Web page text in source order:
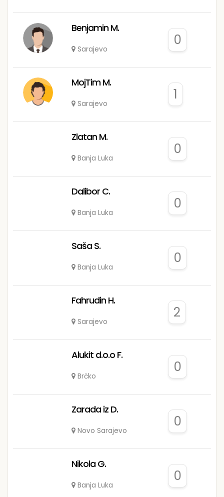
Benjamin M.
Sarajevo
0
MojTim M.
Sarajevo
1
Zlatan M.
Banja Luka
0
Dalibor C.
Banja Luka
0
Saša S.
Banja Luka
0
Fahrudin H.
Sarajevo
2
Alukit d.o.o F.
Brčko
0
Zarada iz D.
Novo Sarajevo
0
Nikola G.
Banja Luka
0